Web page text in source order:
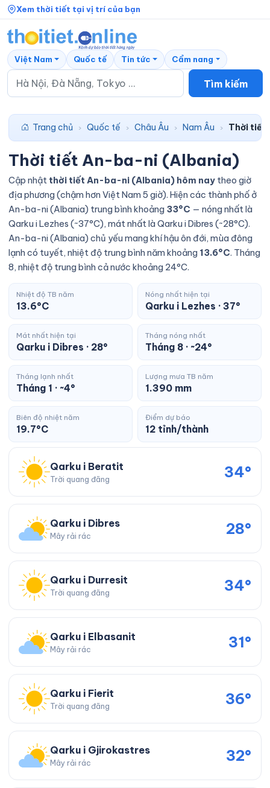
Xem thời tiết tại vị trí của bạn
Tìm kiếm
Việt Nam Quốc tế Tin tức Cẩm nang
Trang chủ › Quốc tế › Châu Âu › Nam Âu › Thời tiết
Thời tiết An-ba-ni (Albania)
Cập nhật thời tiết An-ba-ni (Albania) hôm nay theo giờ
địa phương (chậm hơn Việt Nam 5 giờ). Hiện các thành phố ở
An-ba-ni (Albania) trung bình khoảng 33°C — nóng nhất là
Qarku i Lezhes (~37°C), mát nhất là Qarku i Dibres (~28°C).
An-ba-ni (Albania) chủ yếu mang khí hậu ôn đới, mùa đông
lạnh có tuyết, nhiệt độ trung bình năm khoảng 13.6°C. Tháng
8, nhiệt độ trung bình cả nước khoảng 24°C.
Nhiệt độ TB năm
13.6°C
Nóng nhất hiện tại
Qarku i Lezhes · 37°
Mát nhất hiện tại
Qarku i Dibres · 28°
Tháng nóng nhất
Tháng 8 · ~24°
Tháng lạnh nhất
Tháng 1 · ~4°
Lượng mưa TB năm
1.390 mm
Biên độ nhiệt năm
19.7°C
Điểm dự báo
12 tỉnh/thành
Qarku i Beratit
Trời quang đãng 34°
Qarku i Dibres
Mây rải rác 28°
Qarku i Durresit
Trời quang đãng 34°
Qarku i Elbasanit
Mây rải rác 31°
Qarku i Fierit
Trời quang đãng 36°
Qarku i Gjirokastres
Mây rải rác 32°